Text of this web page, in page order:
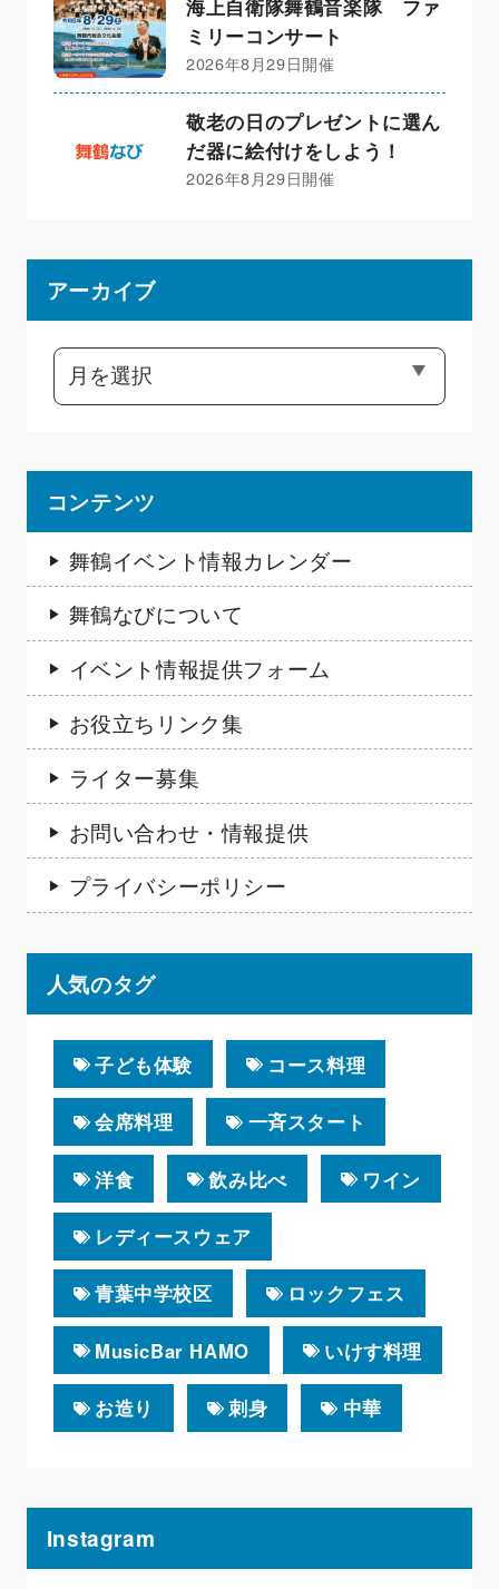
海上自衛隊舞鶴音楽隊 ファ
ミリーコンサート
2026年8月29日開催
敬老の日のプレゼントに選ん
だ器に絵付けをしよう！
2026年8月29日開催
アーカイブ
人気のタグ
子ども体験 コース料理
会席料理 一斉スタート
洋食 飲み比べ ワイン
レディースウェア
青葉中学校区 ロックフェス
MusicBar HAMO いけす料理
お造り 刺身 中華
コンテンツ
舞鶴イベント情報カレンダー
舞鶴なびについて
イベント情報提供フォーム
お役立ちリンク集
ライター募集
お問い合わせ・情報提供
プライバシーポリシー
Instagram